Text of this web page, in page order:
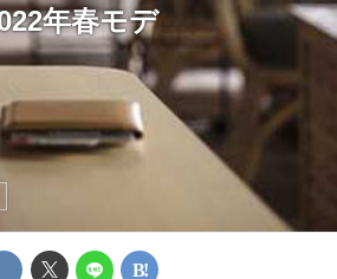
年春モデ